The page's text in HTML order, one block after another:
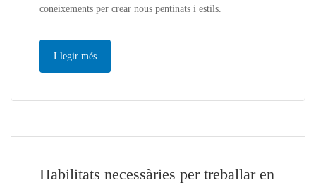
coneixements per crear nous pentinats i estils.
Llegir més
Habilitats necessàries per treballar en